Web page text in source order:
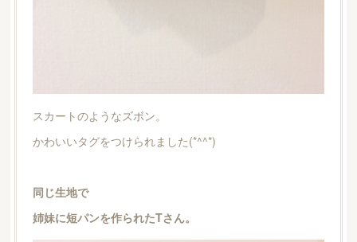
スカートのようなズボン。
かわいいタグをつけられました(*^^*)
同じ生地で
姉妹に短パンを作られたTさん。